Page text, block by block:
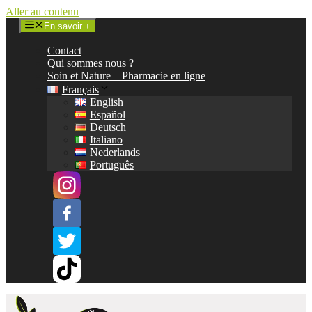
Aller au contenu
En savoir +
Contact
Qui sommes nous ?
Soin et Nature – Pharmacie en ligne
Français
English
Español
Deutsch
Italiano
Nederlands
Português